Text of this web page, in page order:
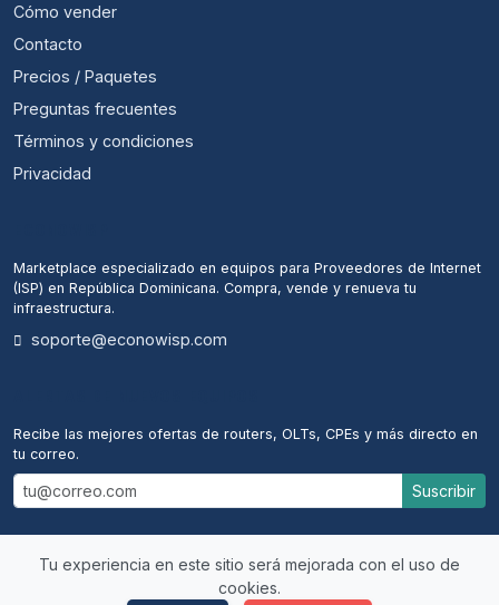
Tu experiencia en este sitio será mejorada con el uso de
cookies.
Cómo vender
Contacto
Precios / Paquetes
Preguntas frecuentes
Términos y condiciones
Privacidad
Marketplace especializado en equipos para Proveedores de Internet
(ISP) en República Dominicana. Compra, vende y renueva tu
infraestructura.
soporte@econowisp.com
Recibe las mejores ofertas de routers, OLTs, CPEs y más directo en
tu correo.
Suscribir